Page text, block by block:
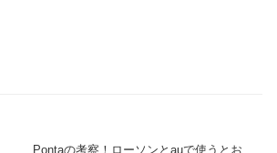
Pontaの考察！ローソンとauで使うとお